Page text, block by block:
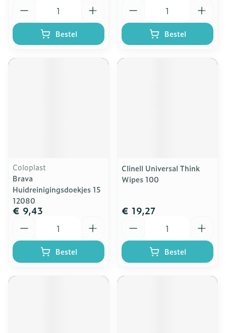
Bestel Bestel
Coloplast
Brava
Huidreinigingsdoekjes 15
12080
€ 9,43
Bestel
Clinell Universal Think
Wipes 100
€ 19,27
Bestel